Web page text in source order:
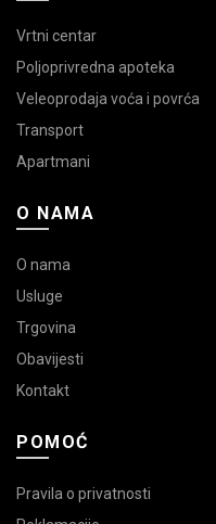
Vrtni centar
Poljoprivredna apoteka
Veleoprodaja voća i povrća
Transport
Apartmani
O NAMA
O nama
Usluge
Trgovina
Obavijesti
Kontakt
POMOĆ
Pravila o privatnosti